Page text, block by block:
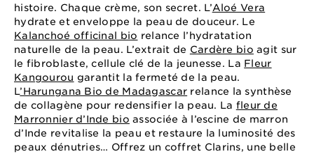
histoire. Chaque crème, son secret. L’Aloé Vera
hydrate et enveloppe la peau de douceur. Le
Kalanchoé officinal bio relance l’hydratation
naturelle de la peau. L’extrait de Cardère bio agit sur
le fibroblaste, cellule clé de la jeunesse. La Fleur
Kangourou garantit la fermeté de la peau.
L’Harungana Bio de Madagascar relance la synthèse
de collagène pour redensifier la peau. La fleur de
Marronnier d’Inde bio associée à l’escine de marron
d’Inde revitalise la peau et restaure la luminosité des
peaux dénutries… Offrez un coffret Clarins, une belle